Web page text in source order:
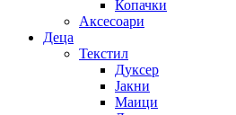
Копачки
Аксесоари
Деца
Текстил
Дуксер
Јакни
Маици